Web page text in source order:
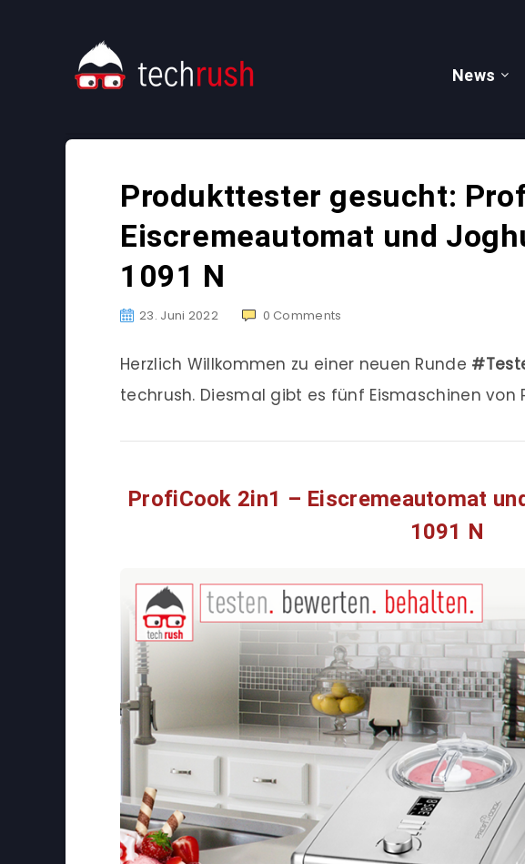
News
Produkttester gesucht:
Eiscremeautomat und
1091 N
23. Juni 2022 0 Comments
Herzlich Willkommen zu einer neuen Runde
techrush. Diesmal gibt es fünf Eismaschinen von
ProfiCook 2in1 – Eiscremeautomat
1091 N